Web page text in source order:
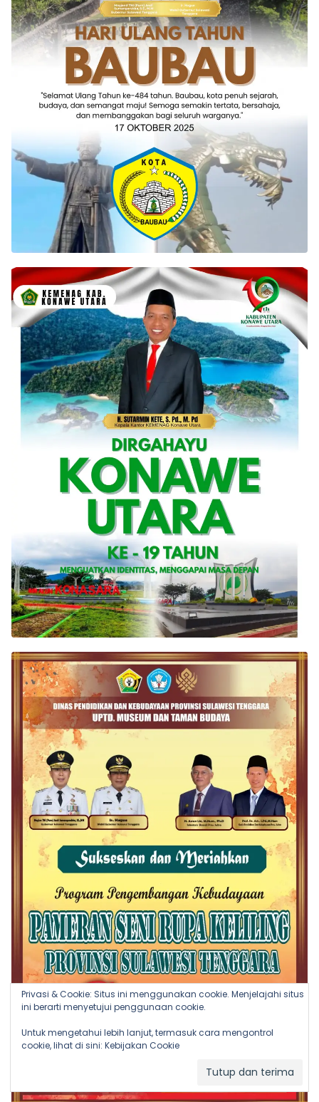
Privasi & Cookie: Situs ini menggunakan cookie. Menjelajahi situs
ini berarti menyetujui penggunaan cookie.
Untuk mengetahui lebih lanjut, termasuk cara mengontrol
cookie, lihat di sini: Kebijakan Cookie